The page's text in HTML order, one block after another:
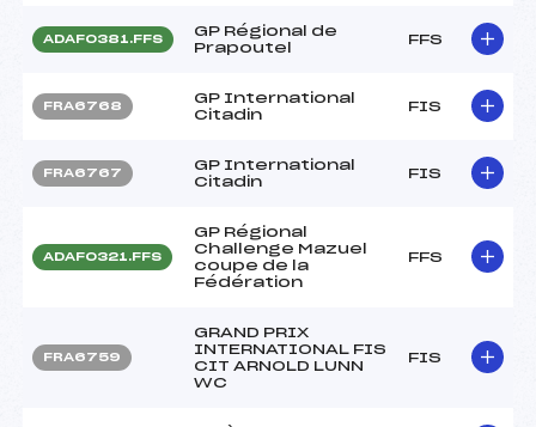
ADAF0381.FFS
GP Régional de
Prapoutel
FFS
FRA6768
GP International
Citadin
FIS
FRA6767
GP International
Citadin
FIS
ADAF0321.FFS
GP Régional
Challenge Mazuel
coupe de la
Fédération
FFS
FRA6759
GRAND PRIX
INTERNATIONAL FIS
CIT ARNOLD LUNN
WC
FIS